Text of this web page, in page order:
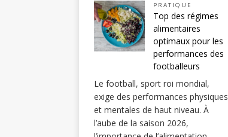
PRATIQUE
Top des régimes
alimentaires
optimaux pour les
performances des
footballeurs
Le football, sport roi mondial,
exige des performances physiques
et mentales de haut niveau. À
l’aube de la saison 2026,